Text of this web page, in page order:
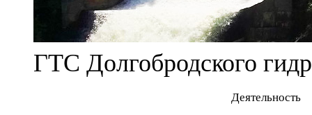
ГТС Долгобродского
Деятельность